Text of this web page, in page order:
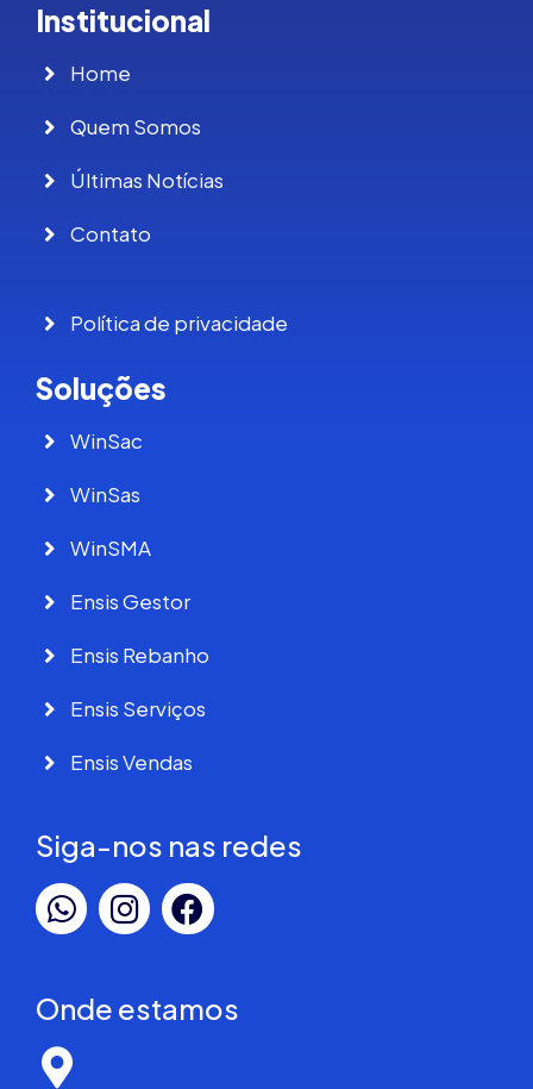
Institucional
Home
Quem Somos
Últimas Notícias
Contato
Política de privacidade
Soluções
WinSac
WinSas
WinSMA
Ensis Gestor
Ensis Rebanho
Ensis Serviços
Ensis Vendas
Siga-nos nas redes
Onde estamos